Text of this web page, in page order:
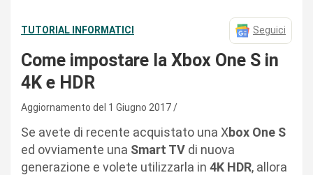
TUTORIAL INFORMATICI Seguici
Come impostare la Xbox One S in
4K e HDR
Aggiornamento del 1 Giugno 2017
Se avete di recente acquistato una Xbox One S
ed ovviamente una Smart TV di nuova
generazione e volete utilizzarla in 4K HDR, allora